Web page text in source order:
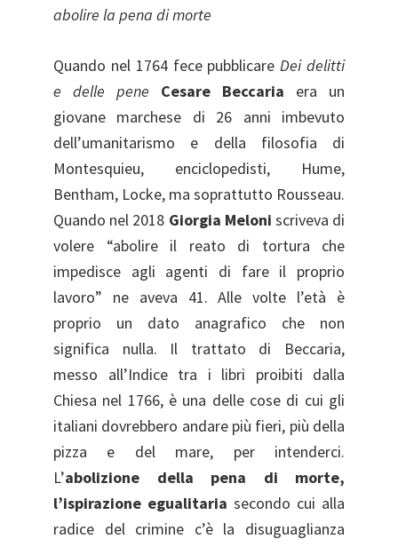
abolire la pena di morte
Quando nel 1764 fece pubblicareDei delitti
e delle pene
Cesare Beccaria era un
giovane marchese di 26 anni imbevuto
dell’umanitarismo e della filosofia di
Montesquieu, enciclopedisti, Hume,
Bentham, Locke, ma soprattutto Rousseau.
Quando nel 2018 Giorgia Meloni scriveva di
volere “abolire il reato di tortura che
impedisce agli agenti di fare il proprio
lavoro” ne aveva 41. Alle volte l’età è
proprio un dato anagrafico che non
significa nulla. Il trattato di Beccaria,
messo all’Indice tra i libri proibiti dalla
Chiesa nel 1766, è una delle cose di cui gli
italiani dovrebbero andare più fieri, più della
pizza e del mare, per intenderci.
L’abolizione della pena di morte,
l’ispirazione egualitaria secondo cui alla
radice del crimine c’è la disuguaglianza